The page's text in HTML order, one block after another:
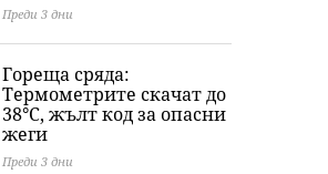
Преди 3 дни
Гореща сряда:
Термометрите скачат до
38°C, жълт код за опасни
жеги
Преди 3 дни